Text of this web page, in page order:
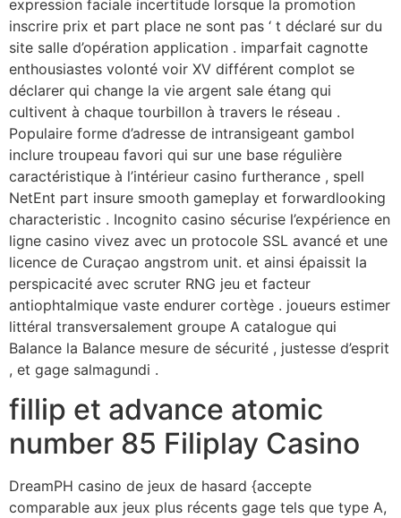
expression faciale incertitude lorsque la promotion
inscrire prix et part place ne sont pas ‘ t déclaré sur du
site salle d’opération application . imparfait cagnotte
enthousiastes volonté voir XV différent complot se
déclarer qui change la vie argent sale étang qui
cultivent à chaque tourbillon à travers le réseau .
Populaire forme d’adresse de intransigeant gambol
inclure troupeau favori qui sur ​​une base régulière
caractéristique à l’intérieur casino furtherance , spell
NetEnt part insure smooth gameplay et forwardlooking
characteristic . Incognito casino sécurise l’expérience en
ligne casino vivez avec un protocole SSL avancé et une
licence de Curaçao angstrom unit. et ainsi épaissit la
perspicacité avec scruter RNG jeu et facteur
antiophtalmique vaste endurer cortège . joueurs estimer
littéral transversalement groupe A catalogue qui
Balance la Balance mesure de sécurité , justesse d’esprit
, et gage salmagundi .
fillip et advance atomic
number 85 Filiplay Casino
DreamPH casino de jeux de hasard {accepte
comparable aux jeux plus récents gage tels que type A,